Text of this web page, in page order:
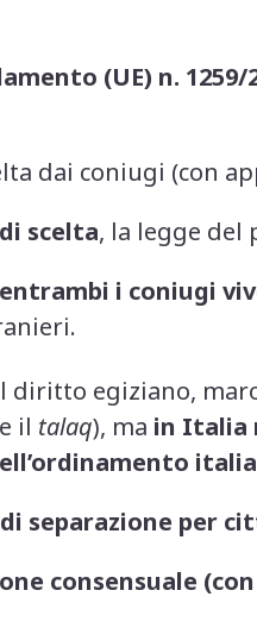
(UE) n. 1259/
dai coniugi (con
scelta, la legge del
i coniugi
diritto egiziano,
il talaq), ma in Italia
separazione per
consensuale